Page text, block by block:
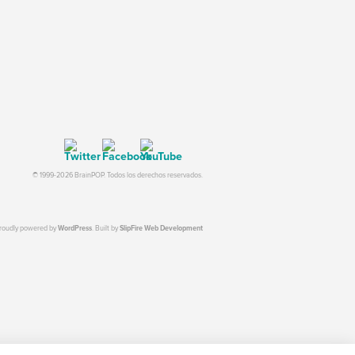
© 1999-2026 BrainPOP. Todos los derechos reservados.
powered byWordPress. Built bySlipFire Web Development